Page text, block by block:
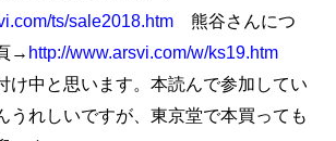
ts/sale2018.htm 熊谷さんにつ
→ http://www.arsvi.com/w/ks19.htm
け中と思います。本読んで参加してい
うれしいですが、東京堂で本買っても